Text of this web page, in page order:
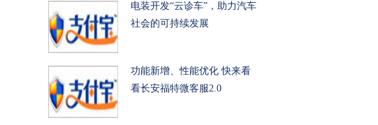
电装开发“云诊车”，助力汽车
社会的可持续发展
功能新增、性能优化 快来看
看长安福特微客服2.0